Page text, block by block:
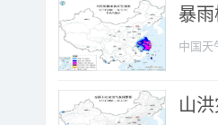
暴
中国天
山